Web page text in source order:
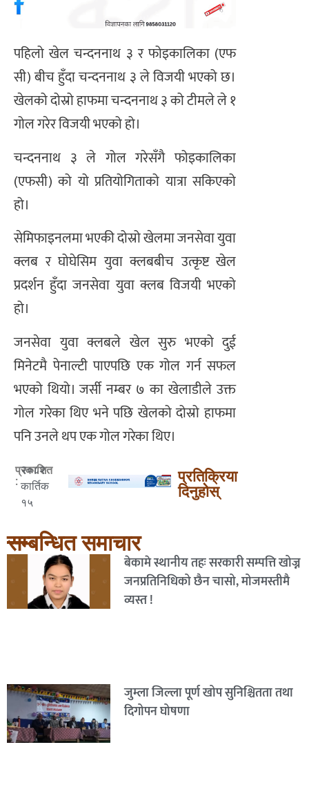
पहिलो खेल चन्दननाथ ३ र फोइकालिका (एफ
सी) बीच हुँदा चन्दननाथ ३ ले विजयी भएको छ।
खेलको दोस्रो हाफमा चन्दननाथ ३ को टीमले ले १
गोल गरेर विजयी भएको हो।
चन्दननाथ ३ ले गोल गरेसँगै फोइकालिका
(एफसी) को यो प्रतियोगिताको यात्रा सकिएको
हो।
सेमिफाइनलमा भएकी दोस्रो खेलमा जनसेवा युवा
क्लब र घोघेसिम युवा क्लबबीच उत्कृष्ट खेल
प्रदर्शन हुँदा जनसेवा युवा क्लब विजयी भएको
हो।
जनसेवा युवा क्लबले खेल सुरु भएको दुई
मिनेटमै पेनाल्टी पाएपछि एक गोल गर्न सफल
भएको थियो। जर्सी नम्बर ७ का खेलाडीले उक्त
गोल गरेका थिए भने पछि खेलको दोस्रो हाफमा
पनि उनले थप एक गोल गरेका थिए।
प्रकाशित
:
२०८२
कार्तिक
१५
प्रतिक्रिया
दिनुहोस्
सम्बन्धित समाचार
बेकामे स्थानीय तहः सरकारी सम्पत्ति खोज्न
जनप्रतिनिधिको छैन चासो, मोजमस्तीमै
व्यस्त !
जुम्ला जिल्ला पूर्ण खोप सुनिश्चितता तथा
दिगोपन घोषणा